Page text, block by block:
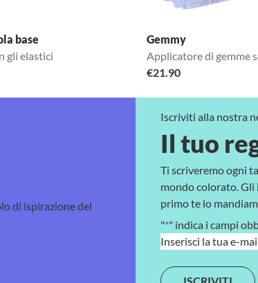
base
gli elastici
Gemmy
Applicatore di gemme
€21.90
di ispirazione del
Iscriviti alla nostra
Il tuo
Ti scriveremo ogni
mondo colorato. Gli
primo te lo
"*" indica i campi
E
a